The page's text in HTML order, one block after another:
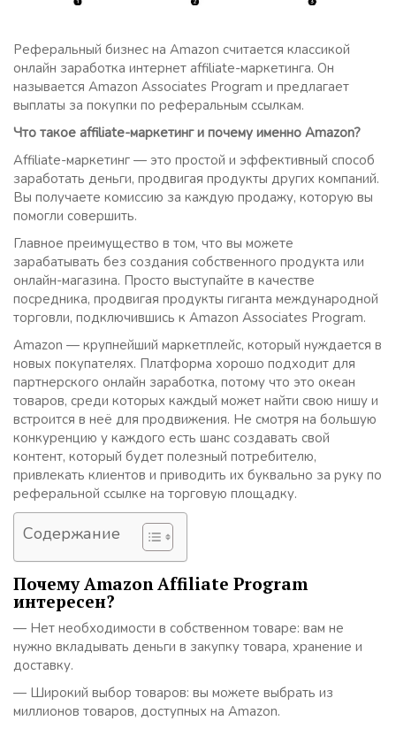
Реферальный бизнес на Amazon считается классикой
онлайн заработка интернет affiliate-маркетинга. Он
называется Amazon Associates Program и предлагает
выплаты за покупки по реферальным ссылкам.
Что такое affiliate-маркетинг и почему именно Amazon?
Affiliate-маркетинг — это простой и эффективный способ
заработать деньги, продвигая продукты других компаний.
Вы получаете комиссию за каждую продажу, которую вы
помогли совершить.
Главное преимущество в том, что вы можете
зарабатывать без создания собственного продукта или
онлайн-магазина. Просто выступайте в качестве
посредника, продвигая продукты гиганта международной
торговли, подключившись к Amazon Associates Program.
Amazon — крупнейший маркетплейс, который нуждается в
новых покупателях. Платформа хорошо подходит для
партнерского онлайн заработка, потому что это океан
товаров, среди которых каждый может найти свою нишу и
встроится в неё для продвижения. Не смотря на большую
конкуренцию у каждого есть шанс создавать свой
контент, который будет полезный потребителю,
привлекать клиентов и приводить их буквально за руку по
реферальной ссылке на торговую площадку.
Содержание
Почему Amazon Affiliate Program
интересен?
— Нет необходимости в собственном товаре: вам не
нужно вкладывать деньги в закупку товара, хранение и
доставку.
— Широкий выбор товаров: вы можете выбрать из
миллионов товаров, доступных на Amazon.